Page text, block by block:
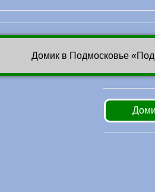
Домик в Подмосковье